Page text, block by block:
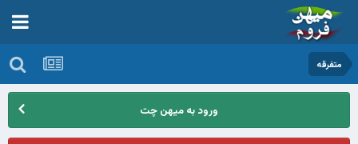
متفرقه
ورود به میهن چت